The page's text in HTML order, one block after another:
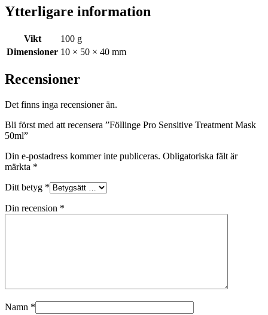
Ytterligare information
Vikt
100 g
Dimensioner 10 × 50 × 40 mm
Recensioner
Det finns inga recensioner än.
Bli först med att recensera ”Föllinge Pro Sensitive Treatment Mask
50ml”
Din e-postadress kommer inte publiceras. Obligatoriska fält är
märkta *
Ditt betyg *
Din recension *
Namn *